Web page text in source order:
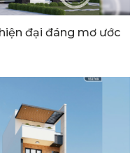
đại đáng mơ ước